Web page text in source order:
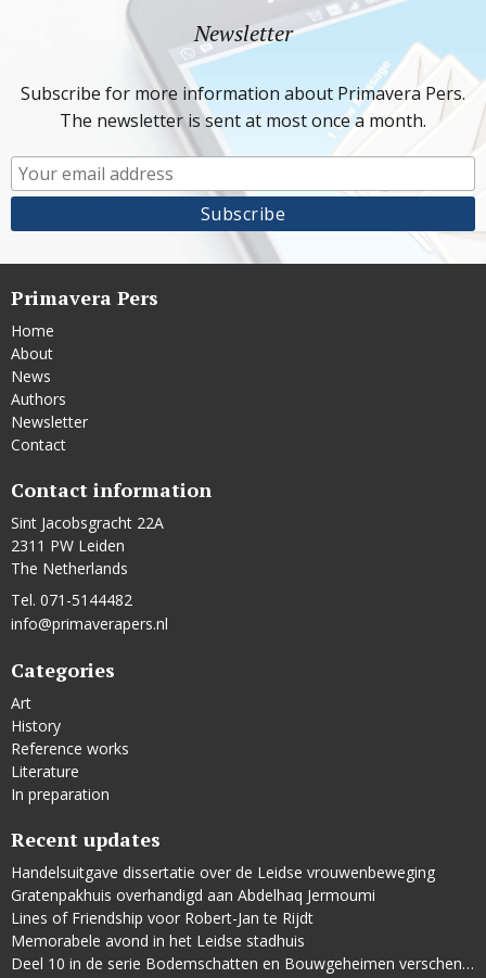
Newsletter
Subscribe for more information about Primavera Pers.
The newsletter is sent at most once a month.
Primavera Pers
Home
About
News
Authors
Newsletter
Contact
Contact information
Sint Jacobsgracht 22A
2311 PW Leiden
The Netherlands
Tel. 071-5144482
info@primaverapers.nl
Categories
Art
History
Reference works
Literature
In preparation
Recent updates
Handelsuitgave dissertatie over de Leidse vrouwenbeweging
Gratenpakhuis overhandigd aan Abdelhaq Jermoumi
Lines of Friendship voor Robert-Jan te Rijdt
Memorabele avond in het Leidse stadhuis
Deel 10 in de serie Bodemschatten en Bouwgeheimen verschenen